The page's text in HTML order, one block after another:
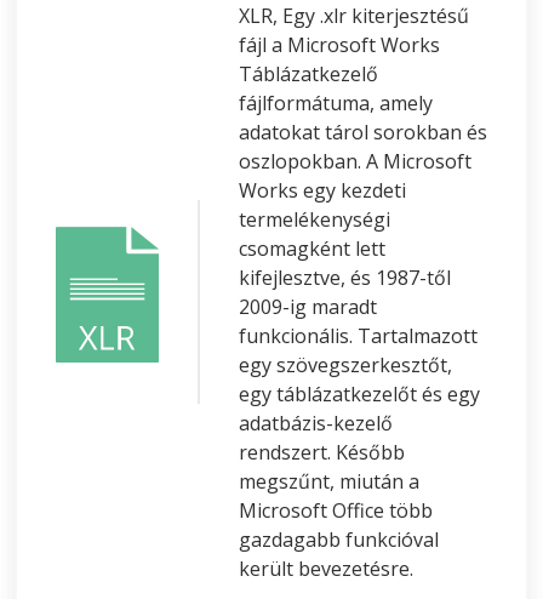
XLR, Egy .xlr kiterjesztésű
fájl a Microsoft Works
Táblázatkezelő
fájlformátuma, amely
adatokat tárol sorokban és
oszlopokban. A Microsoft
Works egy kezdeti
termelékenységi
csomagként lett
kifejlesztve, és 1987-től
2009-ig maradt
funkcionális. Tartalmazott
egy szövegszerkesztőt,
egy táblázatkezelőt és egy
adatbázis-kezelő
rendszert. Később
megszűnt, miután a
Microsoft Office több
gazdagabb funkcióval
került bevezetésre.